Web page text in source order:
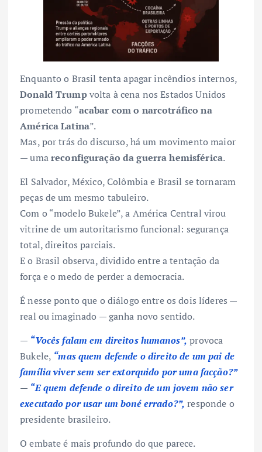
Enquanto o Brasil tenta apagar incêndios internos,
Donald Trumpvolta à cena nos Estados Unidos
prometendo “acabar com o narcotráfico na
América Latina”.
Mas, por trás do discurso, há um movimento maior
— umareconfiguração da guerra hemisférica.
El Salvador, México, Colômbia e Brasil se tornaram
peças de um mesmo tabuleiro.
Com o “modelo Bukele”, a América Central virou
vitrine de um autoritarismo funcional: segurança
total, direitos parciais.
E o Brasil observa, dividido entre a tentação da
força e o medo de perder a democracia.
É nesse ponto que o diálogo entre os dois líderes —
real ou imaginado — ganha novo sentido.
— “Vocês falam em direitos humanos”, provoca
Bukele, “mas quem defende o direito de um pai de
família viver sem ser extorquido por uma facção?”
— “E quem defende o direito de um jovem não ser
executado por usar um boné errado?”, responde o
presidente brasileiro.
O embate é mais profundo do que parece.